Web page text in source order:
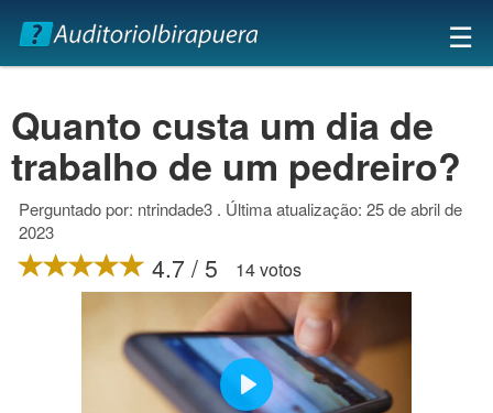
×
☰
Quanto custa um dia de
trabalho de um pedreiro?
Perguntado por: ntrindade3 . Última atualização: 25 de abril de
2023
4.7 / 5 14 votos
Play